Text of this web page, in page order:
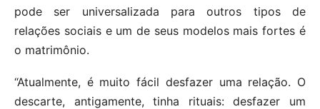
pode ser universalizada para outros tipos de
relações sociais e um de seus modelos mais fortes é
o matrimônio.
“Atualmente, é muito fácil desfazer uma relação. O
descarte, antigamente, tinha rituais: desfazer um